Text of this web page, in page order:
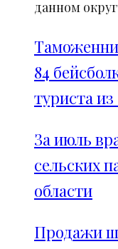
данном
84
туриста
За июль
сельских
области
Продажи